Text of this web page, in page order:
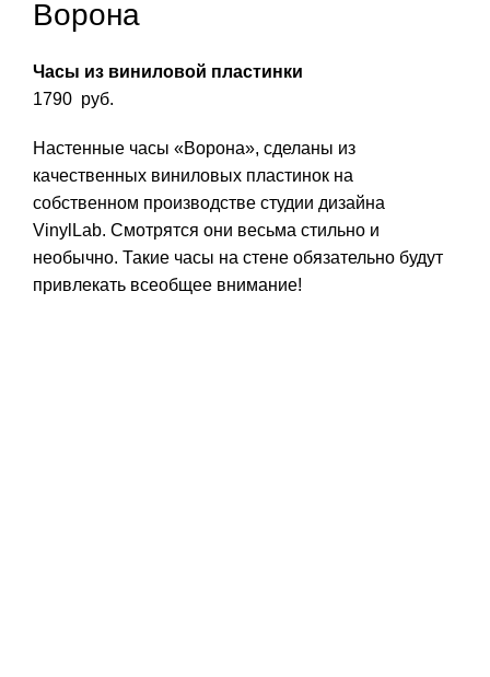
Ворона
Часы из виниловой пластинки
1790 руб.
Настенные часы «Ворона», сделаны из
качественных виниловых пластинок на
собственном производстве студии дизайна
VinylLab. Смотрятся они весьма стильно и
необычно. Такие часы на стене обязательно будут
привлекать всеобщее внимание!